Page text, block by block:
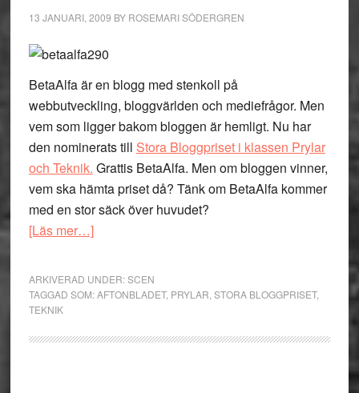
13 JANUARI, 2009 BY ROSEMARI SÖDERGREN
BetaAlfa är en blogg med stenkoll på
webbutveckling, bloggvärlden och mediefrågor. Men
vem som ligger bakom bloggen är hemligt. Nu har
den nominerats till Stora Bloggpriset i klassen Prylar
och Teknik. Grattis BetaAlfa. Men om bloggen vinner,
vem ska hämta priset då? Tänk om BetaAlfa kommer
med en stor säck över huvudet?
[Läs mer…]om
BetaAlfa
Stora
ARKIVERAD UNDER:SCEN
TAGGAD SOM:AFTONBLADET, PRYLAR STORA BLOGGPRISET,
TEKNIK